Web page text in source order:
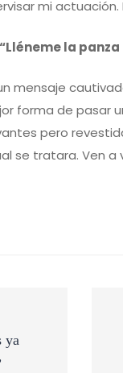
mi
la panza
mensaje
forma de pasar
pero
se tratara. Ven a
ya